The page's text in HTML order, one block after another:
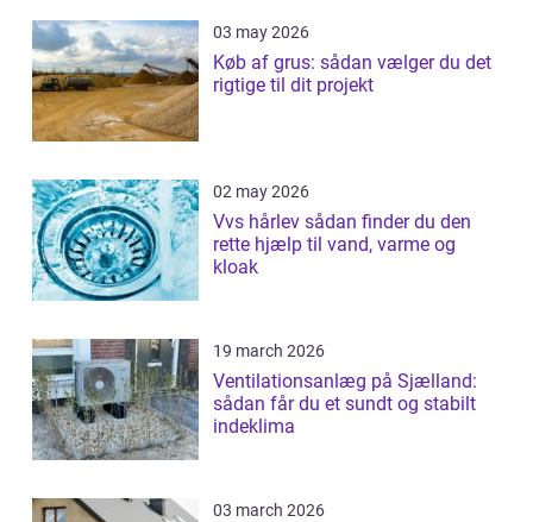
03 may 2026
Køb af grus: sådan vælger du det
rigtige til dit projekt
02 may 2026
Vvs hårlev sådan finder du den
rette hjælp til vand, varme og
kloak
19 march 2026
Ventilationsanlæg på Sjælland:
sådan får du et sundt og stabilt
indeklima
03 march 2026